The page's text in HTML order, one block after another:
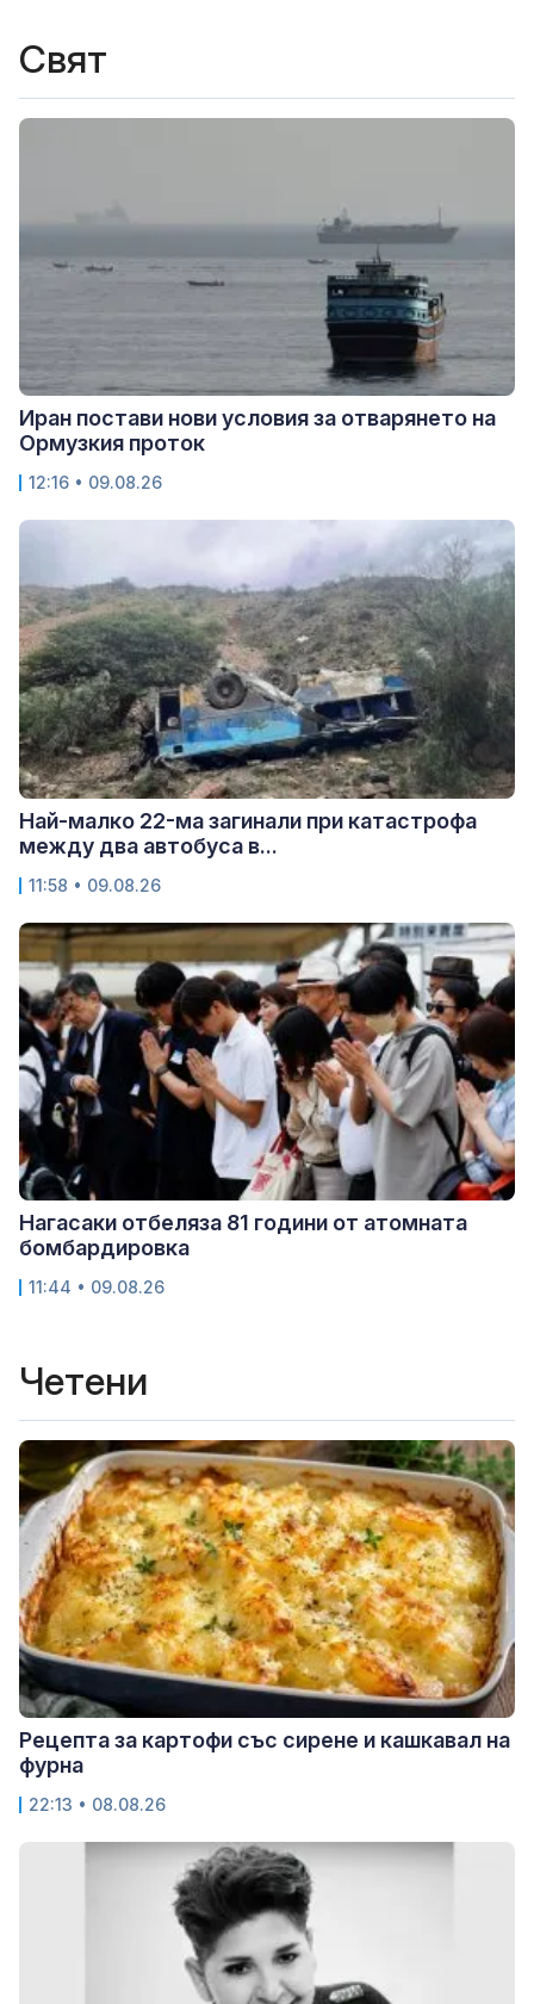
Свят
Иран постави нови условия за отварянето на
Ормузкия проток
12:16 • 09.08.26
Най-малко 22-ма загинали при катастрофа
между два автобуса в...
11:58 • 09.08.26
Нагасаки отбеляза 81 години от атомната
бомбардировка
11:44 • 09.08.26
Четени
Рецепта за картофи със сирене и кашкавал на
фурна
22:13 • 08.08.26